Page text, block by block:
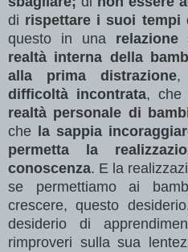
di rispettare i suoi tempi
questo in una relazione
realtà interna della
alla prima distrazione,
difficoltà incontrata, che
realtà personale di
che
la sappia
permetta la
conoscenza. E la
se permettiamo ai
crescere, questo
desiderio di
rimproveri sulla sua